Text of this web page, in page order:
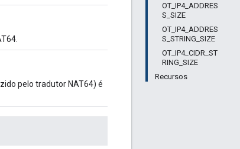
OT_IP4_ADDRES
S_SIZE
OT_IP4_ADDRES
S_STRING_SIZE
OT_IP4_CIDR_ST
RING_SIZE
Recursos
pelo tradutor NAT64) é